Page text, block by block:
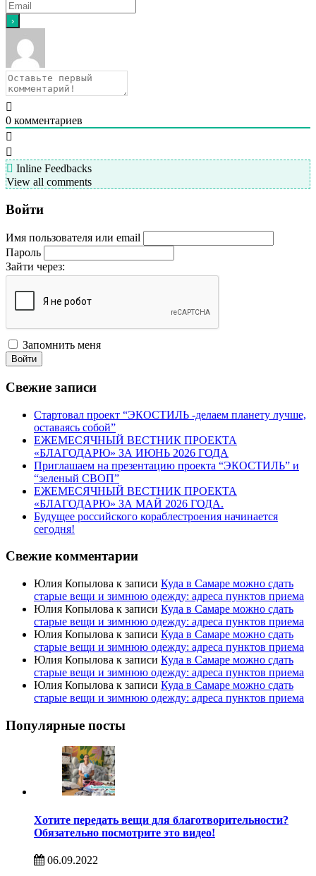
0 комментариев
Inline Feedbacks
View all comments
Войти
Имя пользователя или email
Пароль
Зайти через:
Запомнить меня
Войти
Свежие записи
Стартовал проект “ЭКОСТИЛЬ -делаем планету лучше,
оставаясь собой”
ЕЖЕМЕСЯЧНЫЙ ВЕСТНИК ПРОЕКТА
«БЛАГОДАРЮ» ЗА ИЮНЬ 2026 ГОДА
Приглашаем на презентацию проекта “ЭКОСТИЛЬ” и
“зеленый СВОП”
ЕЖЕМЕСЯЧНЫЙ ВЕСТНИК ПРОЕКТА
«БЛАГОДАРЮ» ЗА МАЙ 2026 ГОДА.
Будущее российского кораблестроения начинается
сегодня!
Свежие комментарии
Юлия Копылова к записи Куда в Самаре можно сдать
старые вещи и зимнюю одежду: адреса пунктов приема
Юлия Копылова к записи Куда в Самаре можно сдать
старые вещи и зимнюю одежду: адреса пунктов приема
Юлия Копылова к записи Куда в Самаре можно сдать
старые вещи и зимнюю одежду: адреса пунктов приема
Юлия Копылова к записи Куда в Самаре можно сдать
старые вещи и зимнюю одежду: адреса пунктов приема
Юлия Копылова к записи Куда в Самаре можно сдать
старые вещи и зимнюю одежду: адреса пунктов приема
Популярные посты
Хотите передать вещи для благотворительности?
Обязательно посмотрите это видео!
06.09.2022